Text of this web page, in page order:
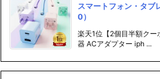
スマートフォン・タ
0）
楽天1位【2個目半額ク
器 ACアダプター iph ...